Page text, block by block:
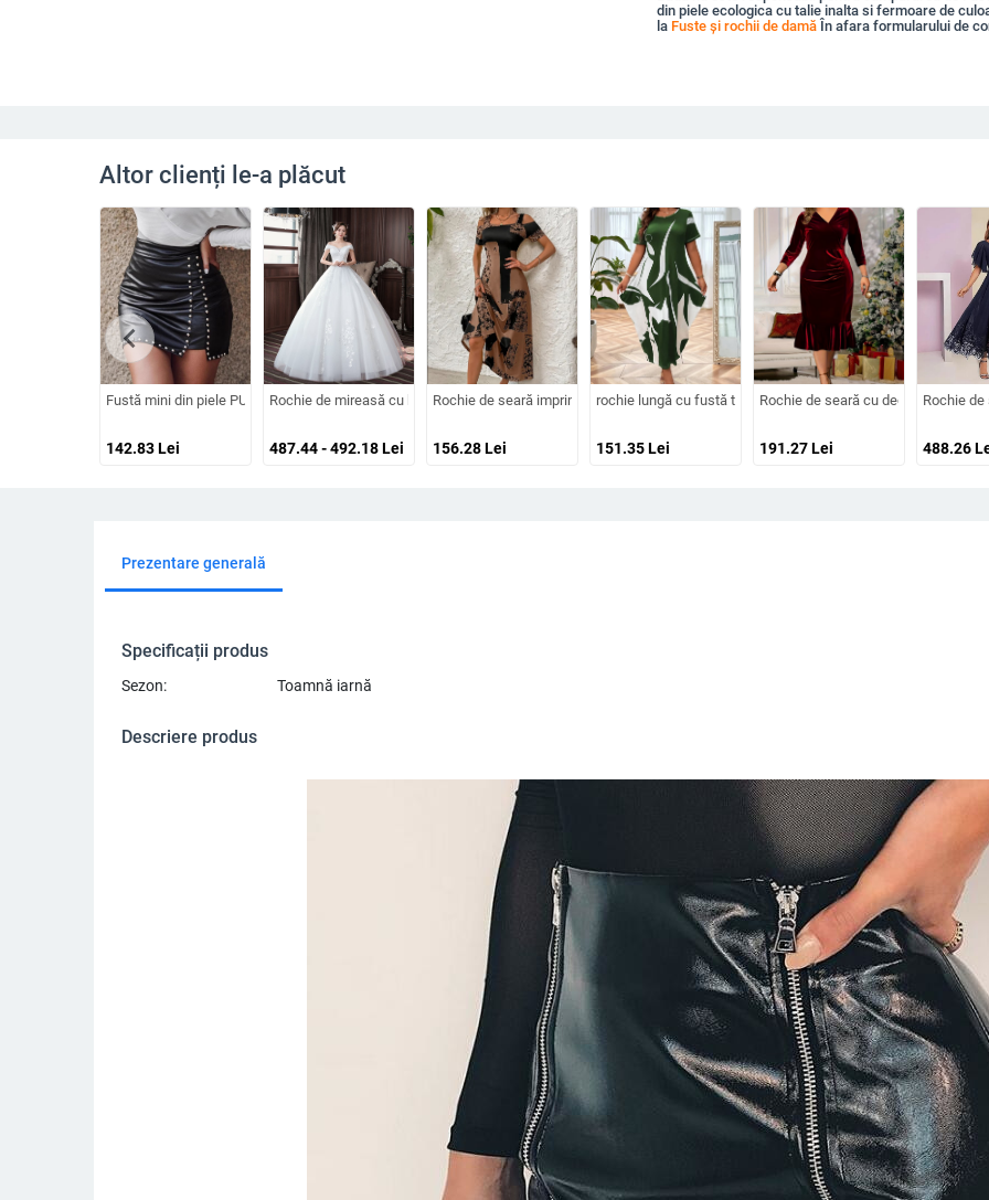
din piele ecologica cu talie inalta si fermoare de
la Fuste și rochii de damăÎn afara formularului de
Altor clienți le-a plăcut
Fustă mini din piele PU cu fermoar și mărgele, transfrontalieră Amazon Fashion, talie neregulată, sexy, slim-fit
142.83Lei
Rochie de mireasă cu bretele la umăr, fără mâneci, talie medie, fustă tutu, mătase Mulberry și bumbac
487.44 - 492.18Lei
Rochie de seară imprimată din Brushed Milk Silk, cu un umăr, decolteu pătrat, mâneci
156.28Lei
rochie lungă cu fustă tip felinar, imprimeu geometric, guler
151.35Lei
Rochie de seară cu decolteu în V,
191.27Lei
Rochie
488.26
chevron_left
Prezentare generală
Specificații produs
Sezon: Toamnă iarnă
Descriere produs